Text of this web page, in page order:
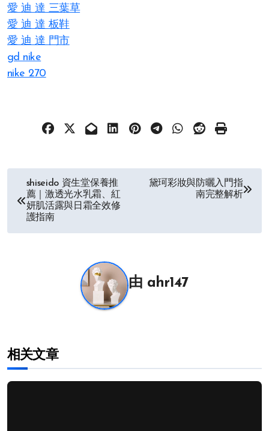
愛 迪 達 三葉草
愛 迪 達 板鞋
愛 迪 達 門市
gd nike
nike 270
章
导
shiseido 資生堂保養推
薦｜激透光水乳霜、紅
妍肌活露與日霜全效修
護指南
黛珂彩妝與防曬入門指
南完整解析
由 ahr147
相关文章